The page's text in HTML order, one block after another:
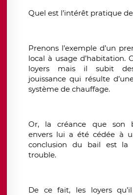
Quel est l’intérêt pratique
Prenons l’exemple d’un
local à usage d’habitation.
loyers mais il subit
jouissance qui résulte
système de chauffage.
Or, la créance que son
envers lui a été cédée à
conclusion du bail est la
trouble.
De ce fait, les loyers